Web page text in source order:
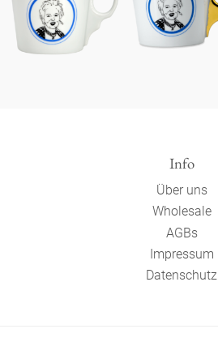
Info
Über uns
Wholesale
AGBs
Impressum
Datenschutz